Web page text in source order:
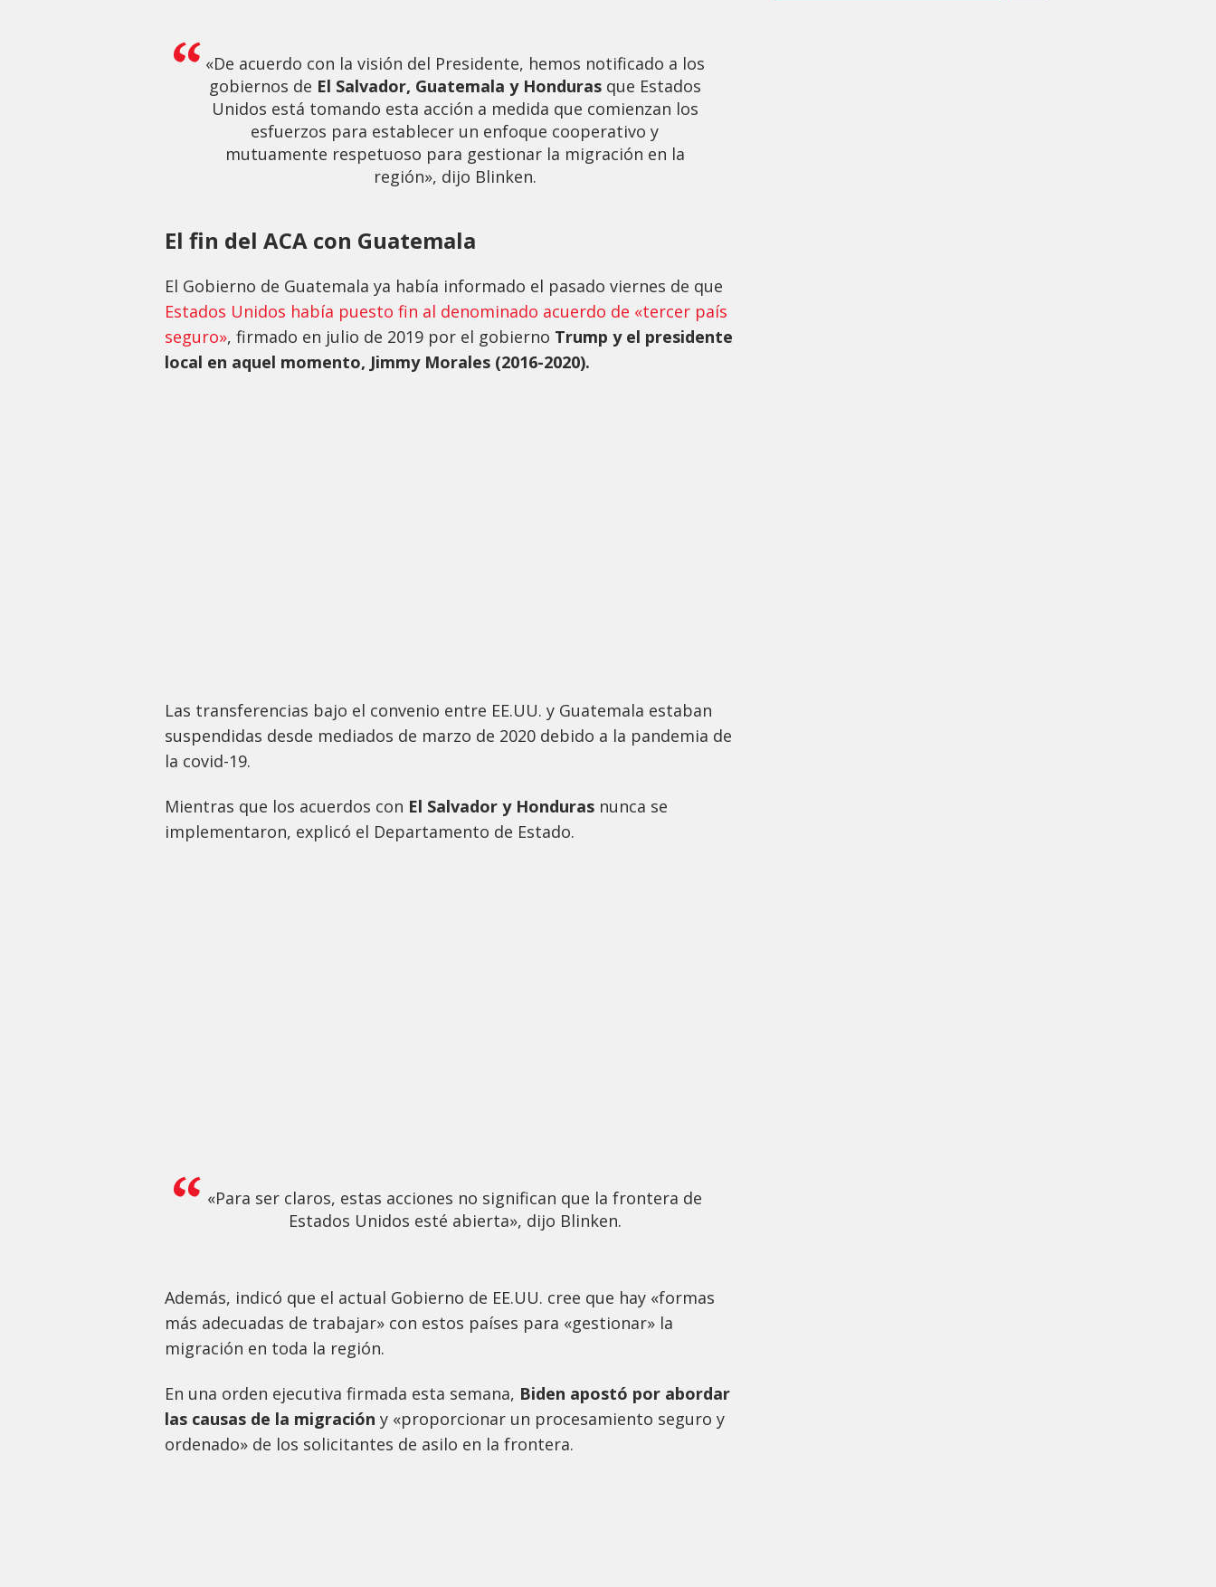
«De acuerdo con la visión del Presidente, hemos notificado a los
gobiernos de El Salvador, Guatemala y Hondurasque Estados
Unidos está tomando esta acción a medida que comienzan los
esfuerzos para establecer un enfoque cooperativo y
mutuamente respetuoso para gestionar la migración en la
región», dijo Blinken.
El fin del ACA con Guatemala
El Gobierno de Guatemala ya había informado el pasado viernes de que
Estados Unidos había puesto fin al denominado acuerdo de «tercer país
seguro», firmado en julio de 2019 por el gobierno Trump y el presidente
local en aquel momento, Jimmy Morales (2016-2020).
Las transferencias bajo el convenio entre EE.UU. y Guatemala estaban
suspendidas desde mediados de marzo de 2020 debido a la pandemia de
la covid-19.
Mientras que los acuerdos con El Salvador y Honduras nunca se
implementaron, explicó el Departamento de Estado.
«Para ser claros, estas acciones no significan que la frontera de
Estados Unidos esté abierta», dijo Blinken.
Además, indicó que el actual Gobierno de EE.UU. cree que hay «formas
más adecuadas de trabajar» con estos países para «gestionar» la
migración en toda la región.
En una orden ejecutiva firmada esta semana, Biden apostó por abordar
las causas de la migración y «proporcionar un procesamiento seguro y
ordenado» de los solicitantes de asilo en la frontera.